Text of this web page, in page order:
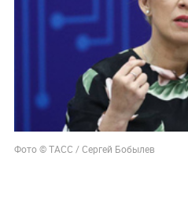
Фото © ТАСС / Сергей Бобылев